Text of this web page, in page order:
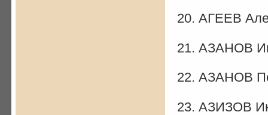
20. АГЕЕВ
21. АЗАНОВ
22. АЗАНОВ
23. АЗИЗОВ